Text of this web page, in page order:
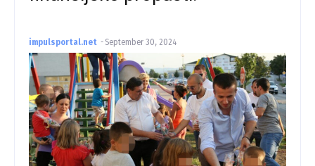
impulsportal.net - September 30, 2024